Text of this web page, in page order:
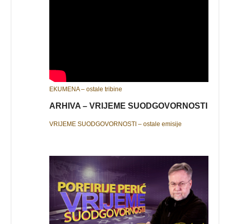
EKUMENA – ostale tribine
ARHIVA – VRIJEME SUODGOVORNOSTI
VRIJEME SUODGOVORNOSTI – ostale emisije